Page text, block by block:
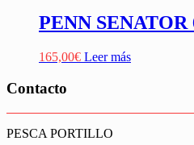
era:
65,00€.
es:
39,00€.
PENN
165,00€ Leer más
Contacto
PESCA PORTILLO